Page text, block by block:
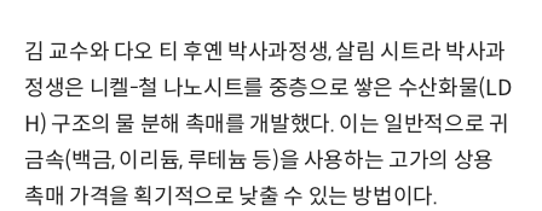
김 교수와 다오 티 후옌 박사과정생, 살림 시트라 박사과
정생은 니켈-철 나노시트를 중층으로 쌓은 수산화물(LD
H) 구조의 물 분해 촉매를 개발했다. 이는 일반적으로 귀
금속(백금, 이리듐, 루테늄 등)을 사용하는 고가의 상용
촉매 가격을 획기적으로 낮출 수 있는 방법이다.